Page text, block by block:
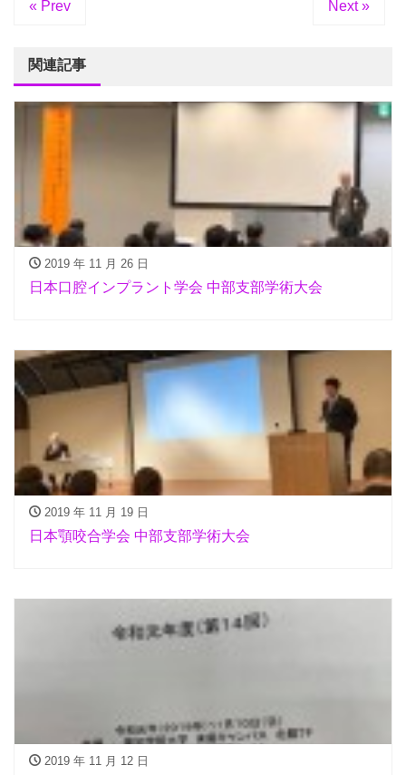
« Prev Next »
関連記事
2019 年 11 月 26 日
日本口腔インプラント学会 中部支部学術大会
2019 年 11 月 19 日
日本顎咬合学会 中部支部学術大会
2019 年 11 月 12 日